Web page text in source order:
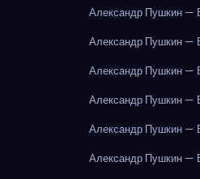
Александр Пушкин —
Александр Пушкин —
Александр Пушкин —
Александр Пушкин —
Александр Пушкин —
Александр Пушкин —